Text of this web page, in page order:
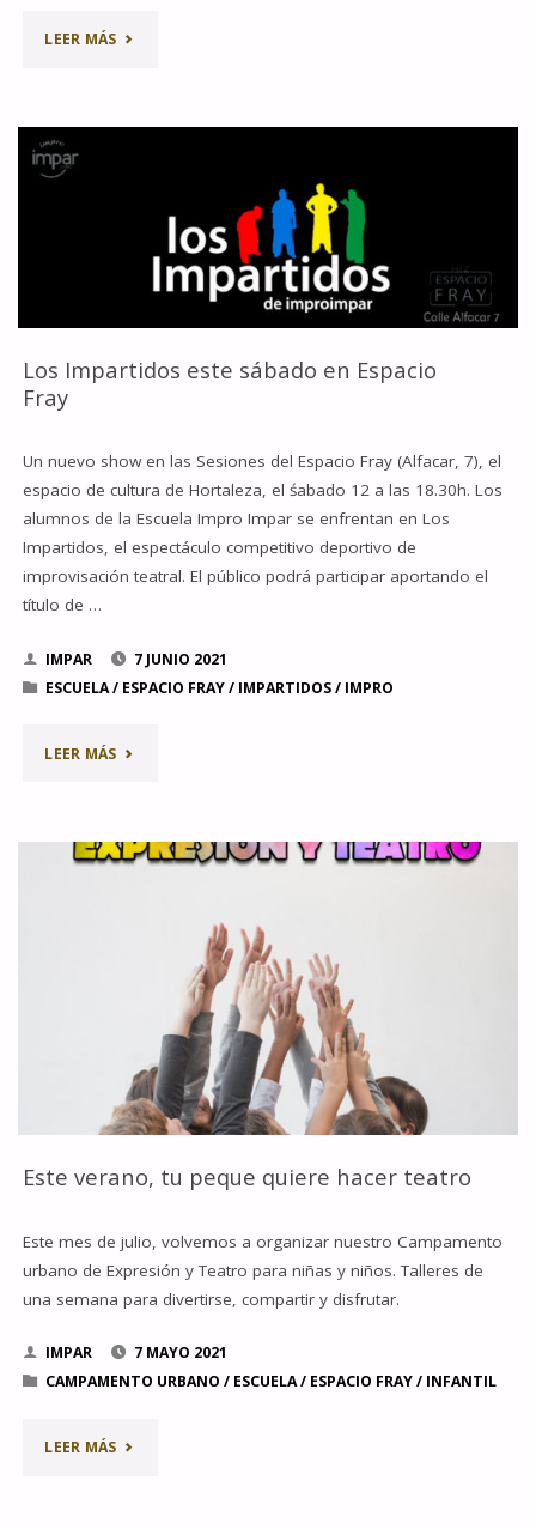
LEER MÁS"CURSOS
VERANO
MEJORAR
IMPRO"
Los Impartidos este sábado en Espacio
Fray
Un nuevo show en las Sesiones del Espacio Fray (Alfacar, 7), el
espacio de cultura de Hortaleza, el śabado 12 a las 18.30h. Los
alumnos de la Escuela Impro Impar se enfrentan en Los
Impartidos, el espectáculo competitivo deportivo de
improvisación teatral. El público podrá participar aportando el
título de …
IMPAR
7 JUNIO 2021
ESCUELA/ ESPACIO FRAY/ IMPARTIDOS/ IMPRO
LEER MÁS"LOS
ESTE
FRAY"
Este verano, tu peque quiere hacer teatro
Este mes de julio, volvemos a organizar nuestro Campamento
urbano de Expresión y Teatro para niñas y niños. Talleres de
una semana para divertirse, compartir y disfrutar.
IMPAR
7 MAYO 2021
CAMPAMENTO URBANO / ESCUELA/ ESPACIO FRAY/ INFANTIL
LEER MÁS"ESTE